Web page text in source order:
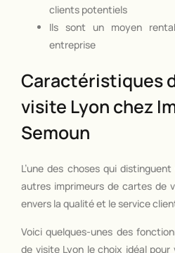
clients potentiels
Ils sont un moyen
entreprise
Caractéristiques
visite Lyon chez
Semoun
L’une des choses qui
autres imprimeurs de cartes de
envers la qualité et le service
Voici quelques-unes des
de visite Lyon le choix idéal